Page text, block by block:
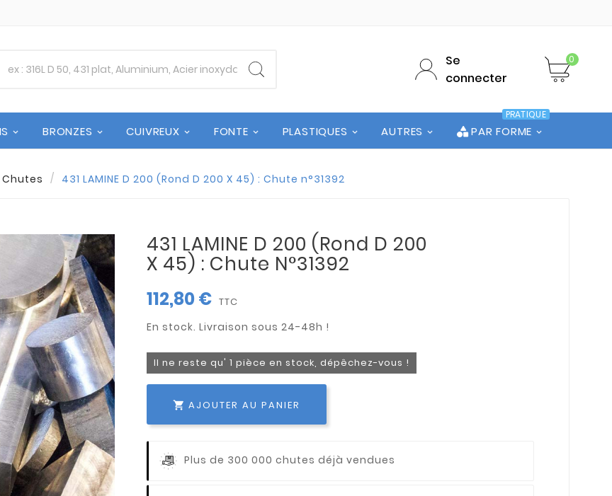
Se
connecter
0
BRONZES CUIVREUX FONTE PLASTIQUES AUTRES PAR FORME
PRATIQUE
Chutes 431 LAMINE D 200 (Rond D 200 X 45) : Chute n°31392
431 LAMINE D 200 (Rond D 200
X 45) : Chute N°31392
112,80 € TTC
Il ne reste qu' 1 pièce en stock, dépêchez-vous !
 AJOUTER AU PANIER
Plus de 300 000 chutes déjà vendues